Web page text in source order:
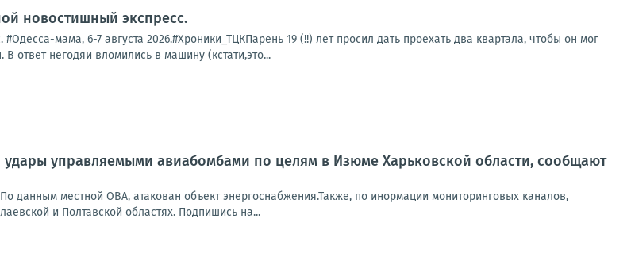
новостишный экспресс.
мама, 6-7 августа 2026.#Хроники_ТЦКПарень 19 (!!) лет просил дать проехать два квартала, чтобы он мог
ответ негодяи вломились в машину (кстати,это...
управляемыми авиабомбами по целям в Изюме Харьковской области, сообщают
данным местной ОВА, атакован объект энергоснабжения.Также, по инормации мониторинговых каналов,
и Полтавской областях. Подпишись на...